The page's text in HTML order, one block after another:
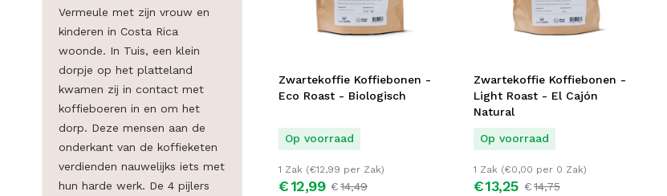
Zwartekoffie Koffiebonen -
Eco Roast - Biologisch
Op voorraad
€ 14,49
€12,99
1 Zak (€12,99 per Zak)
Zwartekoffie Koffiebonen -
Light Roast - El Cajón
Natural
Op voorraad
€14,75
€13,25
1 Zak (€0,00 per 0 Zak)
Vermeule met zijn vrouw en
kinderen in Costa Rica
woonde. In Tuis, een klein
dorpje op het platteland
kwamen zij in contact met
koffieboeren in en om het
dorp. Deze mensen aan de
onderkant van de koffieketen
verdienden nauwelijks iets met
hun harde werk. De 4 pijlers